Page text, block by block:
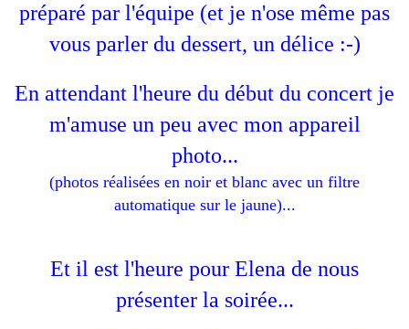
préparé par l'équipe (et je n'ose même pas
vous parler du dessert, un délice :-)
En attendant l'heure du début du concert je
m'amuse un peu avec mon appareil
photo...
(photos réalisées en noir et blanc avec un filtre
automatique sur le jaune)...
Et il est l'heure pour Elena de nous
présenter la soirée...